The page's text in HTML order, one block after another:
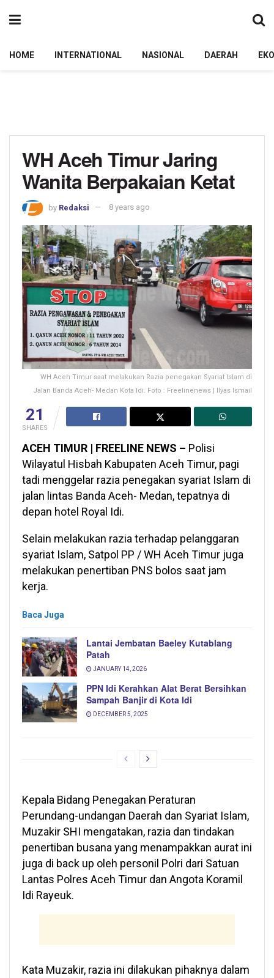
HOME INTERNATIONAL NASIONAL DAERAH
WH Aceh Timur Jaring
Wanita Berpakaian Ketat
by Redaksi 8 years ago
WH Aceh Timur saat melakukan Razia penegakan Syariat Islam di
Jalan Banda Aceh- Medan Kota Idi. Foto : Freelinenews | Ilyas Ismail
21
SHARES
ACEH TIMUR | FREELINE NEWS – Polisi
Wilayatul Hisbah Kabupaten Aceh Timur, pagi
tadi menggelar razia penegakan syariat Islam di
jalan lintas Banda Aceh- Medan, tepatnya di
depan hotel Royal Idi.
Selain melakukan razia terhadap pelanggaran
syariat Islam, Satpol PP / WH Aceh Timur juga
melakukan penertiban PNS bolos saat jam
kerja.
Baca Juga
Lantai Jembatan Baeley Kutablang
Patah
JANUARY 14, 2026
PPN Idi Kerahkan Alat Berat Bersihkan
Sampah Banjir di Kota Idi
DECEMBER 5, 2025
Kepala Bidang Penegakan Peraturan
Perundang-undangan Daerah dan Syariat Islam,
Muzakir SHI mengatakan, razia dan tindakan
penertiban busana yang menampakkan aurat ini
juga di back up oleh personil Polri dari Satuan
Lantas Polres Aceh Timur dan Angota Koramil
Idi Rayeuk.
Kata Muzakir, razia ini dilakukan pihaknya dalam